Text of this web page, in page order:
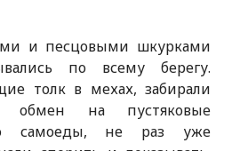
и песцовыми шкурками
по всему берегу.
толк в мехах, забирали
обмен на пустяковые
самоеды, не раз уже